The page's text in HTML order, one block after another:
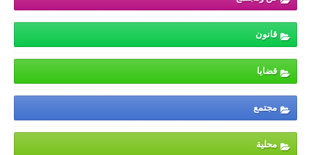
قانون
قضايا
مجتمع
محلية